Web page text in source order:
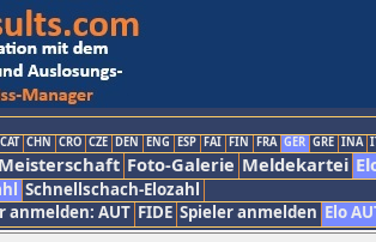
CAT CHN CRO CZE DEN ENG ESP FAI FIN FRA GER GRE INA
Meisterschaft Foto-Galerie Meldekartei
Schnellschach-Elozahl
anmelden: AUT FIDE Spieler anmelden Elo